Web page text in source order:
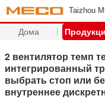
Taizhou
Дома
2 вентилятор темп
интегрированный
выбрать стоп или
внутреннее